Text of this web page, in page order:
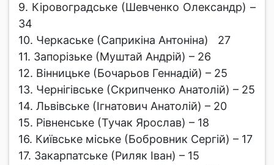
9. Кіровоградське (Шевченко Олександр) –
34
10. Черкаське (Саприкіна Антоніна) 27
11. Запорізьке (Муштай Андрій) – 26
12. Вінницьке (Бочарьов Геннадій) – 25
13. Чернігівське (Скрипченко Анатолій) – 25
14. Львівське (Ігнатович Анатолій) – 20
15. Рівненське (Тучак Ярослав) – 18
16. Київське міське (Бобровник Сергій) – 17
17. Закарпатське (Риляк Іван) – 15